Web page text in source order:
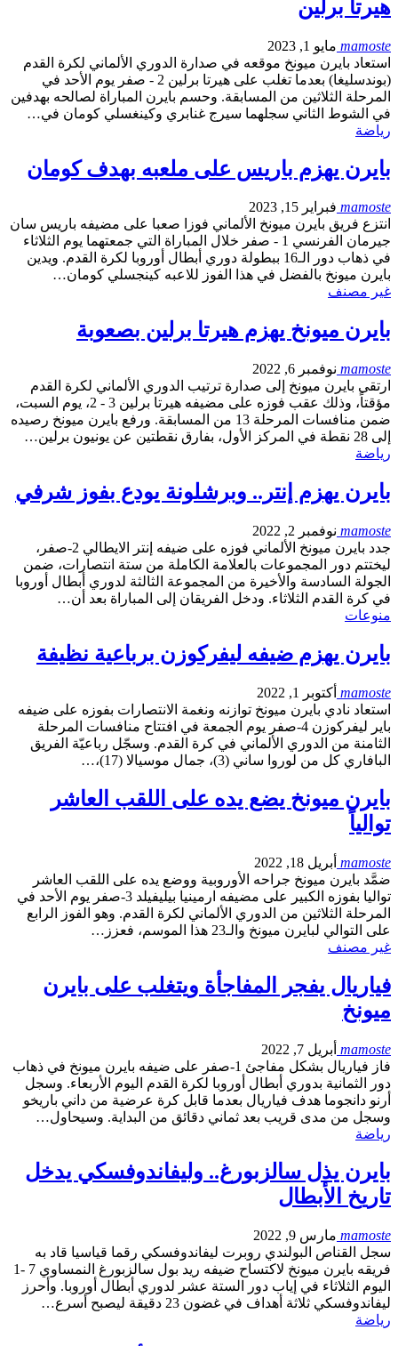
هيرتا برلين
mamoste مايو 1, 2023
استعاد بايرن ميونخ موقعه في صدارة الدوري الألماني لكرة القدم
(بوندسليغا) بعدما تغلب على هيرتا برلين 2 - صفر يوم الأحد في
المرحلة الثلاثين من المسابقة. وحسم بايرن المباراة لصالحه بهدفين
في الشوط الثاني سجلهما سيرج غنابري وكينغسلي كومان في…
رياضة
بايرن يهزم باريس على ملعبه بهدف كومان
mamoste فبراير 15, 2023
انتزع فريق بايرن ميونخ الألماني فوزا صعبا على مضيفه باريس سان
جيرمان الفرنسي 1 - صفر خلال المباراة التي جمعتهما يوم الثلاثاء
في ذهاب دور الـ16 ببطولة دوري أبطال أوروبا لكرة القدم. ويدين
بايرن ميونخ بالفضل في هذا الفوز للاعبه كينجسلي كومان…
غير مصنف
بايرن ميونخ يهزم هيرتا برلين بصعوبة
mamoste نوفمبر 6, 2022
ارتقى بايرن ميونخ إلى صدارة ترتيب الدوري الألماني لكرة القدم
مؤقتاً، وذلك عقب فوزه على مضيفه هيرتا برلين 3 - 2، يوم السبت،
ضمن منافسات المرحلة 13 من المسابقة. ورفع بايرن ميونخ رصيده
إلى 28 نقطة في المركز الأول، بفارق نقطتين عن يونيون برلين…
رياضة
بايرن يهزم إنتر.. وبرشلونة يودع بفوز شرفي
mamoste نوفمبر 2, 2022
جدد بايرن ميونخ الألماني فوزه على ضيفه إنتر الايطالي 2-صفر،
ليختتم دور المجموعات بالعلامة الكاملة من ستة انتصارات، ضمن
الجولة السادسة والأخيرة من المجموعة الثالثة لدوري أبطال أوروبا
في كرة القدم الثلاثاء. ودخل الفريقان إلى المباراة بعد أن…
منوعات
بايرن يهزم ضيفه ليفركوزن برباعية نظيفة
mamoste أكتوبر 1, 2022
استعاد نادي بايرن ميونخ توازنه ونغمة الانتصارات بفوزه على ضيفه
باير ليفركوزن 4-صفر يوم الجمعة في افتتاح منافسات المرحلة
الثامنة من الدوري الألماني في كرة القدم. وسجّل رباعيّة الفريق
البافاري كل من لوروا ساني (3)، جمال موسيالا (17)،…
بايرن ميونخ يضع يده على اللقب العاشر
توالياً
mamoste أبريل 18, 2022
ضمَّد بايرن ميونخ جراحه الأوروبية ووضع يده على اللقب العاشر
تواليا بفوزه الكبير على مضيفه ارمينيا بيليفيلد 3-صفر يوم الأحد في
المرحلة الثلاثين من الدوري الألماني لكرة القدم. وهو الفوز الرابع
على التوالي لبايرن ميونخ والـ23 هذا الموسم، فعزز…
غير مصنف
فياريال يفجر المفاجأة ويتغلب على بايرن
ميونخ
mamoste أبريل 7, 2022
فاز فياريال بشكل مفاجئ 1-صفر على ضيفه بايرن ميونخ في ذهاب
دور الثمانية بدوري أبطال أوروبا لكرة القدم اليوم الأربعاء. وسجل
أرنو دانجوما هدف فياريال بعدما قابل كرة عرضية من داني باريخو
وسجل من مدى قريب بعد ثماني دقائق من البداية. وسيحاول…
رياضة
بايرن يذل سالزبورغ.. وليفاندوفسكي يدخل
تاريخ الأبطال
mamoste مارس 9, 2022
سجل القناص البولندي روبرت ليفاندوفسكي رقما قياسيا قاد به
فريقه بايرن ميونخ لاكتساح ضيفه ريد بول سالزبورغ النمساوي 7 -1
اليوم الثلاثاء في إياب دور الستة عشر لدوري أبطال أوروبا. وأحرز
ليفاندوفسكي ثلاثة أهداف في غضون 23 دقيقة ليصبح أسرع…
رياضة